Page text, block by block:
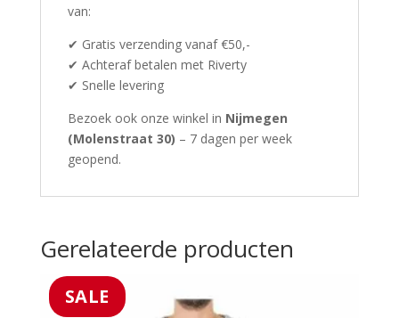
van:
✔ Gratis verzending vanaf €50,-
✔ Achteraf betalen met Riverty
✔ Snelle levering
Bezoek ook onze winkel in Nijmegen
(Molenstraat 30) – 7 dagen per week
geopend.
Gerelateerde producten
SALE